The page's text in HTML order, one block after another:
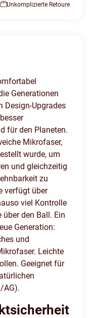
Unkomplizierte Retoure
Generationen
Design-Upgrades
für den Planeten.
Mikrofaser,
wurde, um
und gleichzeitig
zu
verfügt über
viel Kontrolle
über den Ball. Ein
Generation:
und
Leichte
Geeignet für
AG).